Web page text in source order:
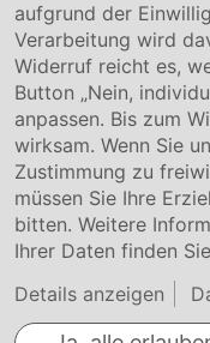
AGB
Cookie
aufgrund der
Verarbeitung wird
Widerruf reicht es,
Button „Nein,
anpassen. Bis zum
wirksam. Wenn Sie
Zustimmung zu
müssen Sie Ihre
bitten. Weitere
Ihrer Daten finden
Details anzeigen